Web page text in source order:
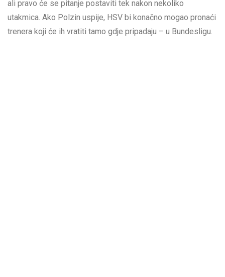
ali pravo će se pitanje postaviti tek nakon nekoliko
utakmica. Ako Polzin uspije, HSV bi konačno mogao pronaći
trenera koji će ih vratiti tamo gdje pripadaju – u Bundesligu.